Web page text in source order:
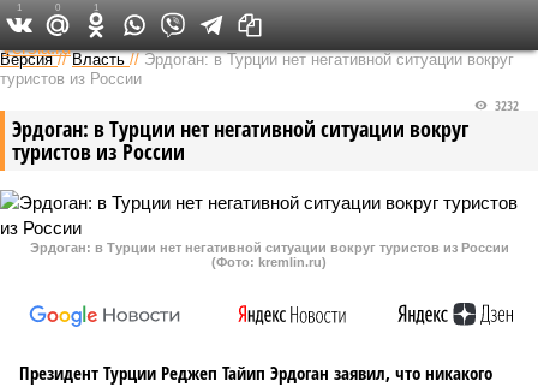
Федеральный выпуск
Версия //Власть //Эрдоган: в Турции нет негативной ситуации вокруг
туристов из России
Эрдоган: в Турции нет негативной ситуации вокруг
туристов из России
3232
Эрдоган: в Турции нет негативной ситуации вокруг туристов из России
(Фото: kremlin.ru)
Президент Турции Реджеп Тайип Эрдоган заявил, что никакого
1 0 1